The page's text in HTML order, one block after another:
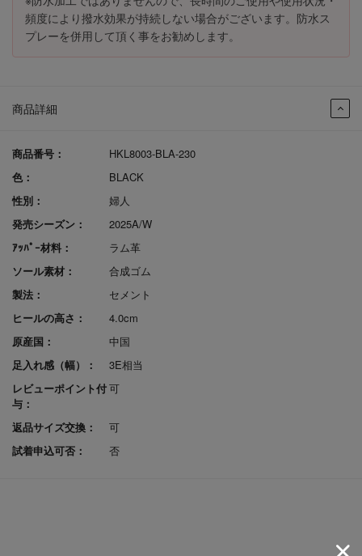
商品詳細
商品番号：
HKL8003-BLA-230
色：
BLACK
性別：
婦人
発売シーズン：
2025A/W
ｱｯﾊﾟｰ材料：
ラム革
ソール素材：
合成ゴム
製法：
セメント
ヒールの高さ：
4.0cm
原産国：
中国
足入れ感（幅）：
3E相当
レビューポイント付
与：
可
返品サイズ交換：
可
試着申込可否：
否
頻度により撥水効果が持続しない場合がございます。防水ス
プレーを併用して頂く事をお勧めします。